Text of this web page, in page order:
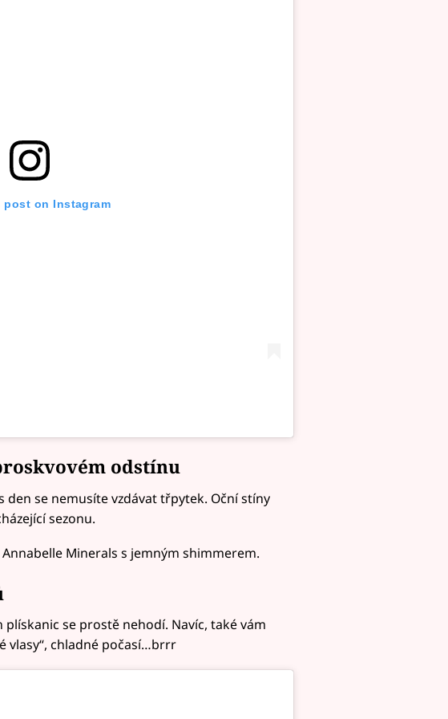
post on Instagram
odstínu
den se nemusíte vzdávat třpytek. Oční stíny
sezonu.
Minerals s jemným shimmerem.
se prostě nehodí. Navíc, také vám
vlasy“, chladné počasí…brrr